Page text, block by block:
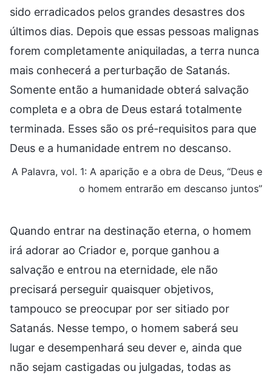
sido erradicados pelos grandes desastres dos
últimos dias. Depois que essas pessoas malignas
forem completamente aniquiladas, a terra nunca
mais conhecerá a perturbação de Satanás.
Somente então a humanidade obterá salvação
completa e a obra de Deus estará totalmente
terminada. Esses são os pré-requisitos para que
Deus e a humanidade entrem no descanso.
A Palavra, vol. 1: A aparição e a obra de Deus, “Deus e
o homem entrarão em descanso juntos”
Quando entrar na destinação eterna, o homem
irá adorar ao Criador e, porque ganhou a
salvação e entrou na eternidade, ele não
precisará perseguir quaisquer objetivos,
tampouco se preocupar por ser sitiado por
Satanás. Nesse tempo, o homem saberá seu
lugar e desempenhará seu dever e, ainda que
não sejam castigadas ou julgadas, todas as